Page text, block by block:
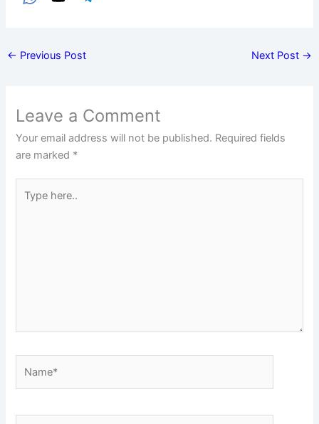
← Previous Post Next Post →
Leave a Comment
Your email address will not be published. Required fields
are marked *
here..